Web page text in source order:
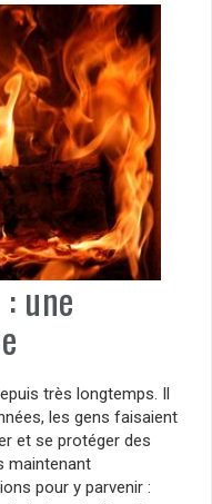
une
très longtemps. Il
les gens faisaient
et se protéger des
maintenant
pour y parvenir :